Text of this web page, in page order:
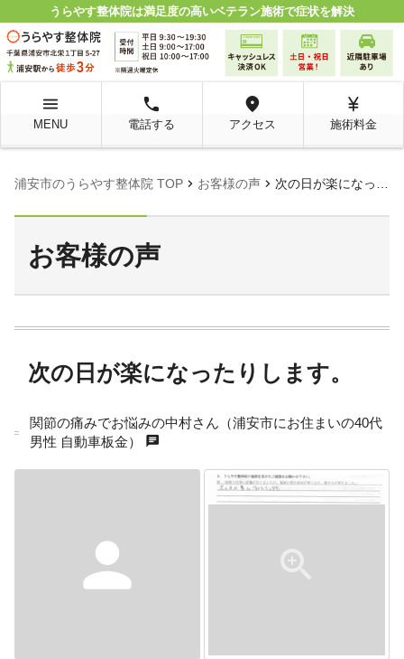
うらやす整体院は満足度の高いベテラン施術で症状を解決
menu
MENU
local_phone
電話する
room
アクセス
currency_yen
施術料金
浦安市のうらやす整体院 TOP chevron_right お客様の声 chevron_right 次の日が楽になったりします。
お客様の声
次の日が楽になったりします。
関節の痛みでお悩みの中村さん（浦安市にお住まいの40代
男性 自動車板金）
chat
person